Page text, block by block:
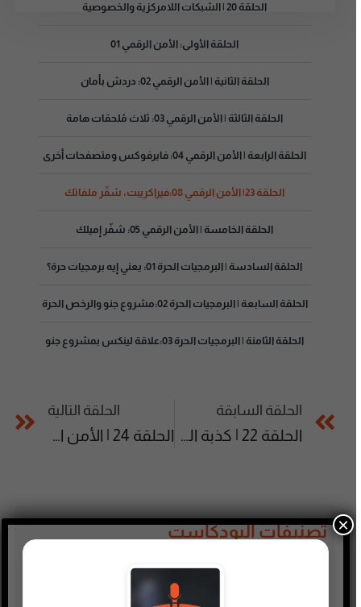
الحلقة 20 | الشبكات اللامركزية والخصوصية
الحلقة الأولى: الأمن الرقمي 01
الحلقة الثانية | الأمن الرقمي 02: دردش بأمان
الحلقة الثالثة | الأمن الرقمي 03: ثلاث مُلحقات هامة
الحلقة الرابعة | الأمن الرقمي 04: فايرفوكس ومتصفحات أخرى
الحلقة 23| الأمن الرقمي 08:فيراكريبت، شفّر ملفاتك
الحلقة الخامسة | الأمن الرقمي 05: شفّر إميلك
الحلقة السادسة | البرمجيات الحرة 01: يعني إيه برمجيات حرة؟
الحلقة السابعة | البرمجيات الحرة 02:مشروع جنو والرخص الحرة
الحلقة الثامنة | البرمجيات الحرة 03:علاقة لينكس بمشروع جنو
الحلقة السابقة
الحلقة 22 | كذبة الملكية الفكرية وبراءات الاختراع
الحلقة التالية
الحلقة 24 | الأمن الرقمي 09: أمّن حسابات الشبكات الاجتماعية
تصنيفات البودكاست ×